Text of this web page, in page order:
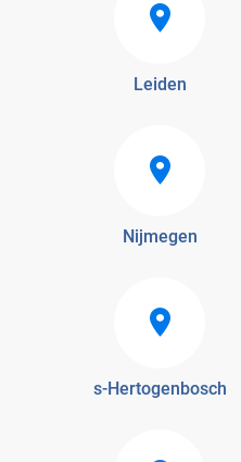
Leiden
Nijmegen
s-Hertogenbosch